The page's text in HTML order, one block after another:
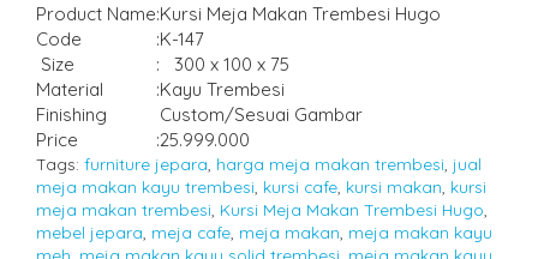
Product Name:Kursi Meja Makan Trembesi Hugo
Code
:K-147
Size
: 300 x 100 x 75
Material
:Kayu Trembesi
Finishing
Custom/Sesuai Gambar
Price
:25.999.000
Tags: furniture jepara harga meja makan trembesi jual
meja makan kayu trembesi kursi cafe kursi makan kursi
meja makan trembesi Kursi Meja Makan Trembesi Hugo
mebel jepara meja cafe meja makan meja makan kayu
meh meja makan kayu solid trembesi meja makan kayu